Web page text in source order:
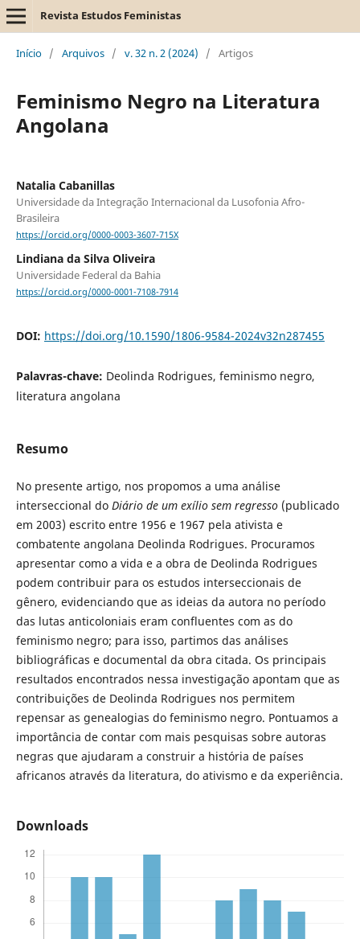
Revista Estudos Feministas
Início / Arquivos / v. 32 n. 2 (2024) / Artigos
Feminismo Negro na Literatura
Angolana
Natalia Cabanillas
Universidade da Integração Internacional da Lusofonia Afro-
Brasileira
https://orcid.org/0000-0003-3607-715X
Lindiana da Silva Oliveira
Universidade Federal da Bahia
https://orcid.org/0000-0001-7108-7914
DOI: https://doi.org/10.1590/1806-9584-2024v32n287455
Palavras-chave: Deolinda Rodrigues, feminismo negro,
literatura angolana
Resumo
No presente artigo, nos propomos a uma análise
interseccional do Diário de um exílio sem regresso(publicado
em 2003) escrito entre 1956 e 1967 pela ativista e
combatente angolana Deolinda Rodrigues. Procuramos
apresentar como a vida e a obra de Deolinda Rodrigues
podem contribuir para os estudos interseccionais de
gênero, evidenciando que as ideias da autora no período
das lutas anticoloniais eram confluentes com as do
feminismo negro; para isso, partimos das análises
bibliográficas e documental da obra citada. Os principais
resultados encontrados nessa investigação apontam que as
contribuições de Deolinda Rodrigues nos permitem
repensar as genealogias do feminismo negro. Pontuamos a
importância de contar com mais pesquisas sobre autoras
negras que ajudaram a construir a história de países
africanos através da literatura, do ativismo e da experiência.
Downloads